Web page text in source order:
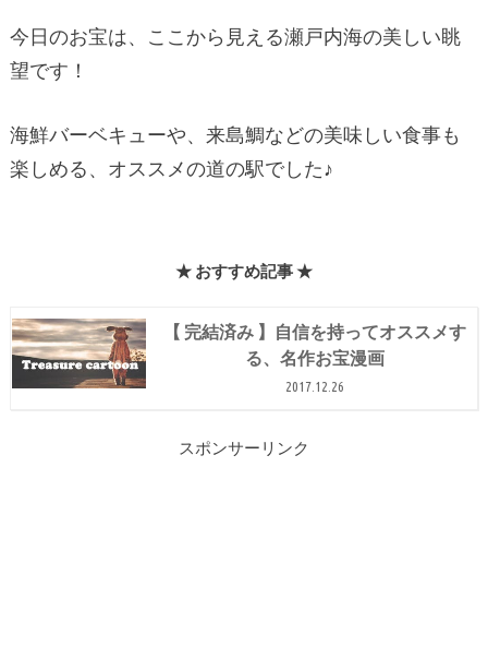
今日のお宝は、ここから見える瀬戸内海の美しい眺
望です！
海鮮バーベキューや、来島鯛などの美味しい食事も
楽しめる、オススメの道の駅でした♪
★ おすすめ記事 ★
【 完結済み 】自信を持ってオススメす
る、名作お宝漫画
2017.12.26
スポンサーリンク